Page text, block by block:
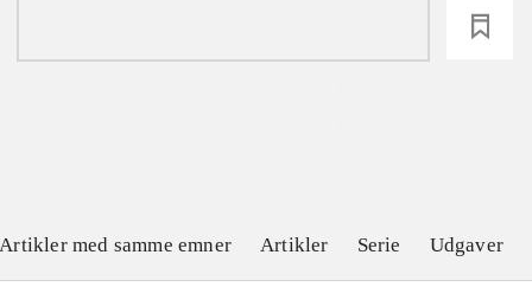
Artikler med samme emner Artikler Serie Udgaver